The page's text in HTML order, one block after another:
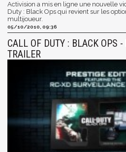
Activision a mis en ligne une nouvelle
Duty : Black Ops qui revient sur les
multijoueur.
05/10/2010, 09:36
CALL OF DUTY : BLACK OPS
TRAILER